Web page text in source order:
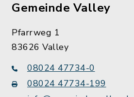
Gemeinde Valley
Pfarrweg 1
83626 Valley
08024 47734-0
08024 47734-199